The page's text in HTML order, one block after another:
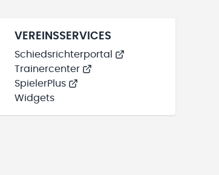
VEREINSSERVICES
Schiedsrichterportal
Trainercenter
SpielerPlus
Widgets